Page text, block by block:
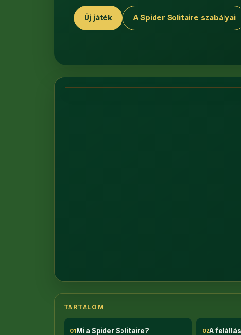
Új játék A Spider Solitaire szabályai
TARTALOM
01Mi a Spider Solitaire? 02A felállás